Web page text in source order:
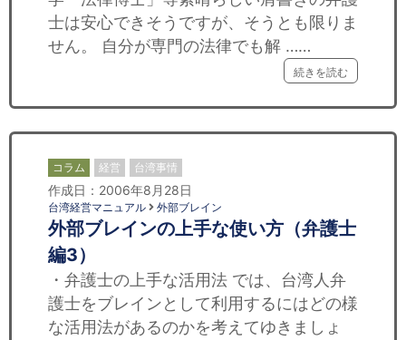
士は安心できそうですが、そうとも限りま
せん。 自分が専門の法律でも解 ……
続きを読む
コラム 経営 台湾事情
作成日：2006年8月28日
台湾経営マニュアル 外部ブレイン
外部ブレインの上手な使い方（弁護士
編3）
・弁護士の上手な活用法 では、台湾人弁
護士をブレインとして利用するにはどの様
な活用法があるのかを考えてゆきましょ